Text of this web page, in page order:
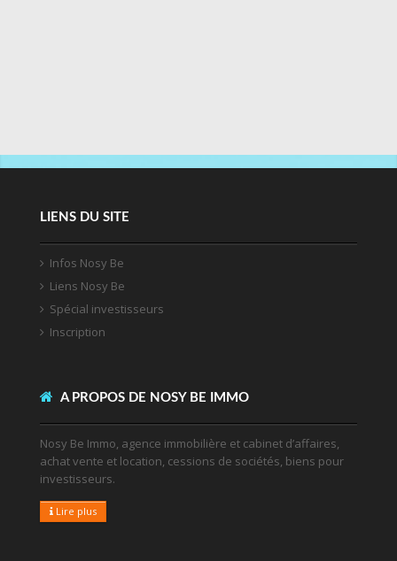
LIENS DU SITE
Infos Nosy Be
Liens Nosy Be
Spécial investisseurs
Inscription
A PROPOS DE NOSY BE IMMO
Nosy Be Immo, agence immobilière et cabinet d’affaires,
achat vente et location, cessions de sociétés, biens pour
investisseurs.
Lire plus